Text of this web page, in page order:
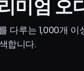
미엄 오
다루는 1,000개
합니다.